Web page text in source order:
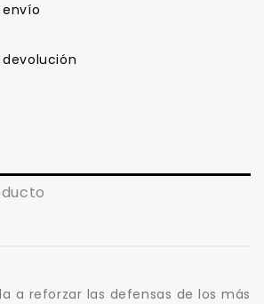
a reforzar las defensas de los más